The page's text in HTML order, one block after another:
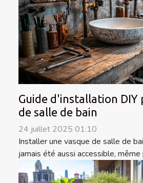
Guide d'installation DIY
de salle de bain
24 juillet 2025 01:10
Installer une vasque de salle de
jamais été aussi accessible, même